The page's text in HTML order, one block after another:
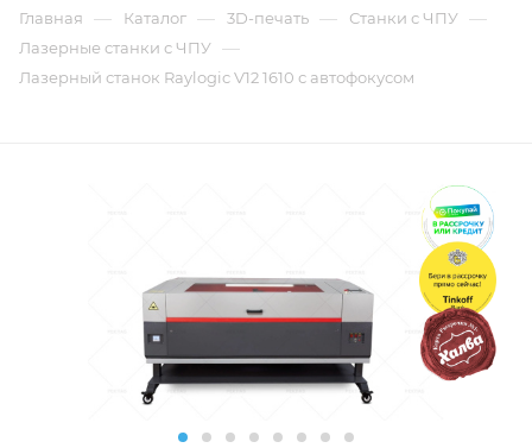
Главная — Каталог — 3D-печать — Станки с ЧПУ —
Лазерные станки с ЧПУ —
Лазерный станок Raylogic V12 1610 с автофокусом